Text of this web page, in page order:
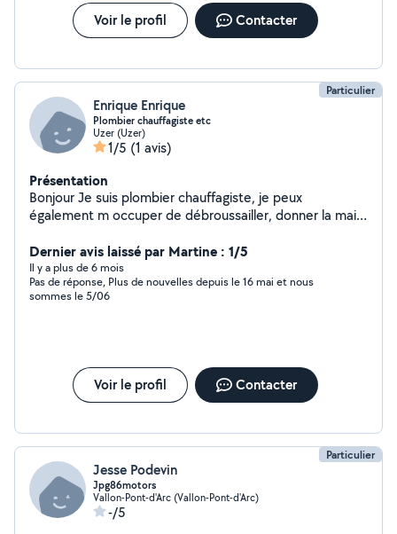
Voir le profil Contacter
Particulier
Enrique Enrique
Plombier chauffagiste etc
Uzer (Uzer)
1/5 (1 avis)
Présentation
Bonjour Je suis plombier chauffagiste, je peux
également m occuper de débroussailler, donner la main
Dernier avis laissé par Martine : 1/5
Il y a plus de 6 mois
Pas de réponse, Plus de nouvelles depuis le 16 mai et nous
sommes le 5/06
Voir le profil Contacter
Particulier
Jesse Podevin
Jpg86motors
Vallon-Pont-d'Arc (Vallon-Pont-d'Arc)
-/5